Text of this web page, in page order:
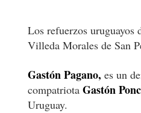
Los refuerzos uruguayos
Villeda Morales de San
Gastón Pagano, es un
compatriota Gastón
Uruguay.